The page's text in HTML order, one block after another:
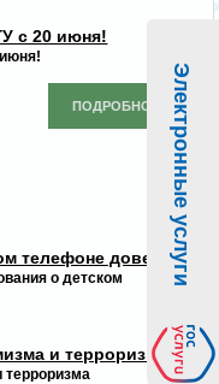
с 20 июня!
ПОДРОБНО...
телефоне доверия
о детском
и терроризма
терроризма
Электронные услуги